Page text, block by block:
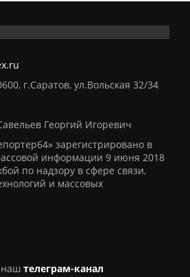
г.Саратов, ул.Вольская 32/34
Георгий Игоревич
зарегистрировано в
информации 9 июня 2018
по надзору в сфере связи,
и массовых
наш телеграм-канал